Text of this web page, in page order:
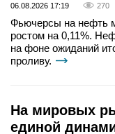
06.08.2026 17:19
270
Фьючерсы на нефть
ростом на 0,11%.
на фоне ожиданий
проливу.
На мировых
единой